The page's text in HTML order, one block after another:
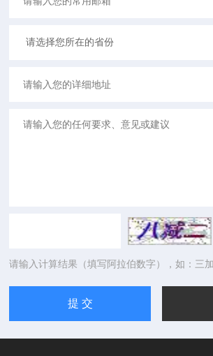
请输入计算结果（填写阿拉伯数字），如：三